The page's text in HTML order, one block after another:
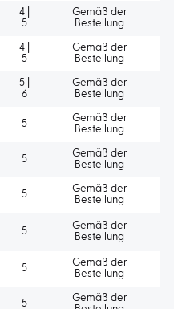
4 |
5
Gemäß der
Bestellung
4 |
5
Gemäß der
Bestellung
5 |
6
Gemäß der
Bestellung
5
Gemäß der
Bestellung
5
Gemäß der
Bestellung
5
Gemäß der
Bestellung
5
Gemäß der
Bestellung
5
Gemäß der
Bestellung
5
Gemäß der